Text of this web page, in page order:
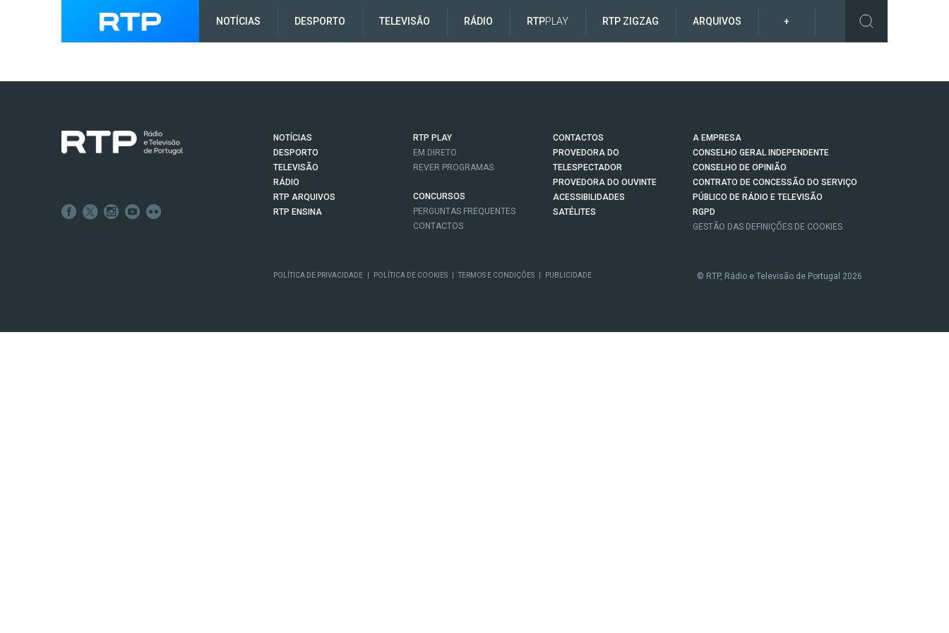
NOTÍCIAS DESPORTO TELEVISÃO RÁDIO RTPPLAY RTP ZIGZAG ARQUIVOS +
NOTÍCIAS
DESPORTO
TELEVISÃO
RÁDIO
RTP ARQUIVOS
RTP ENSINA
RTP PLAY
EM DIRETO
REVER PROGRAMAS
CONCURSOS
PERGUNTAS FREQUENTES
CONTACTOS
CONTACTOS
PROVEDORA DO
TELESPECTADOR
PROVEDORA DO OUVINTE
ACESSIBILIDADES
SATÉLITES
A EMPRESA
CONSELHO GERAL INDEPENDENTE
CONSELHO DE OPINIÃO
CONTRATO DE CONCESSÃO DO SERVIÇO
PÚBLICO DE RÁDIO E TELEVISÃO
RGPD
GESTÃO DAS DEFINIÇÕES DE COOKIES
POLÍTICA DE PRIVACIDADE POLÍTICA DE COOKIES TERMOS E CONDIÇÕES PUBLICIDADE © RTP, Rádio e Televisão de Portugal 2026